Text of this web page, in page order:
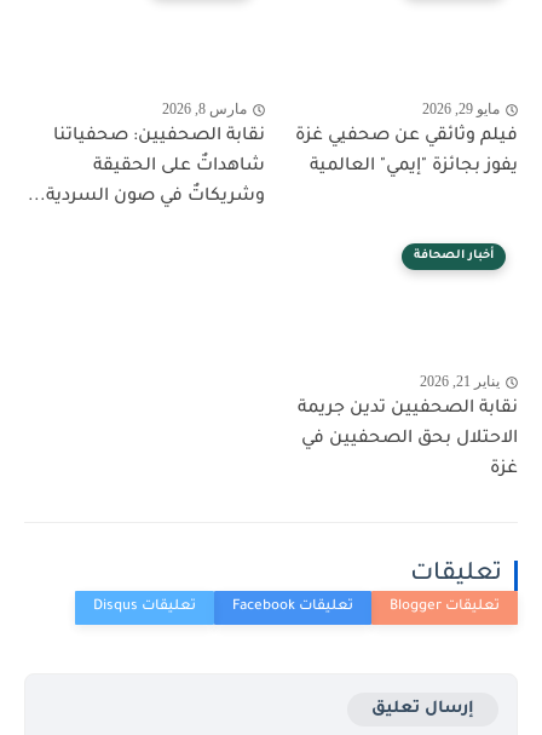
مايو 29, 2026
فيلم وثائقي عن صحفيي غزة
يفوز بجائزة "إيمي" العالمية
مارس 8, 2026
نقابة الصحفيين: صحفياتنا
شاهداتٌ على الحقيقة
وشريكاتٌ في صون السردية...
أخبار الصحافة
يناير 21, 2026
نقابة الصحفيين تدين جريمة
الاحتلال بحق الصحفيين في
غزة
تعليقات
إرسال تعليق